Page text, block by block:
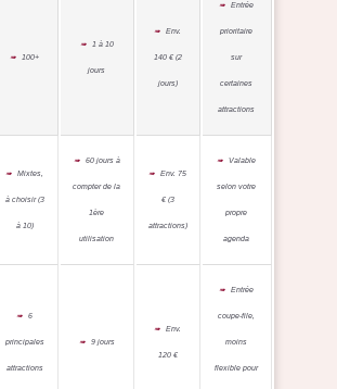
100+
1 à 10
jours
Env.
140 € (2
jours)
Entrée
prioritaire
sur
certaines
attractions
Mixtes,
à choisir (3
à 10)
60 jours à
compter de la
1ère
utilisation
Env. 75
€ (3
attractions)
Valable
selon votre
propre
agenda
6
principales
attractions
9 jours
Env.
120 €
Entrée
coupe-file,
moins
flexible pour